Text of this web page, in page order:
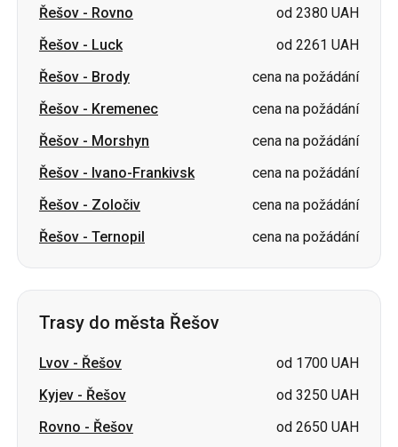
Řešov-Kremenec
cena na požádání
Řešov-Morshyn
cena na požádání
Řešov-Ivano-Frankivsk
cena na požádání
Řešov-Zoločiv
cena na požádání
Řešov-Ternopil cena na požádání
Trasy do města Řešov
Lvov-Řešov
od 1700 UAH
Rovno-Řešov
Oleksandrija-
od 2950 UAH
Ternopil-Řešov
od 2100 UAH
Vinnycja-Řešov
od 2450 UAH